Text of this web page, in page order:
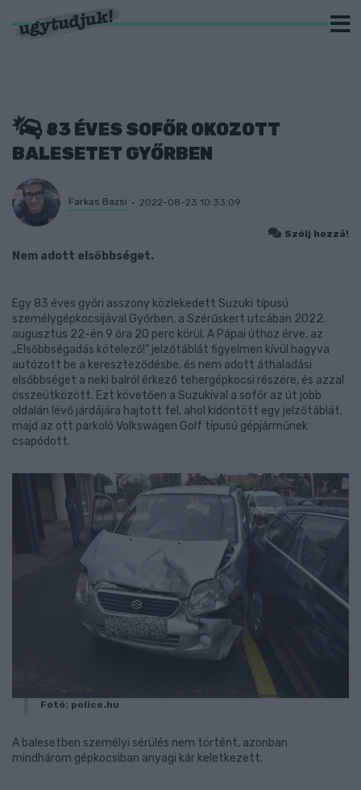
83 ÉVES SOFŐR OKOZOTT
BALESETET GYŐRBEN
Farkas Bazsi 2022-08-23 10:33:09
Szólj hozzá!
Nem adott elsőbbséget.
Egy 83 éves győri asszony közlekedett Suzuki típusú
személygépkocsijával Győrben, a Szérűskert utcában 2022.
augusztus 22-én 9 óra 20 perc körül. A Pápai úthoz érve, az
„Elsőbbségadás kötelező!” jelzőtáblát figyelmen kívül hagyva
autózott be a kereszteződésbe, és nem adott áthaladási
elsőbbséget a neki balról érkező tehergépkocsi részére, és azzal
összeütközött. Ezt követően a Suzukival a sofőr az út jobb
oldalán lévő járdájára hajtott fel, ahol kidöntött egy jelzőtáblát,
majd az ott parkoló Volkswagen Golf típusú gépjárműnek
csapódott.
Fotó: police.hu
A balesetben személyi sérülés nem történt, azonban
mindhárom gépkocsiban anyagi kár keletkezett.